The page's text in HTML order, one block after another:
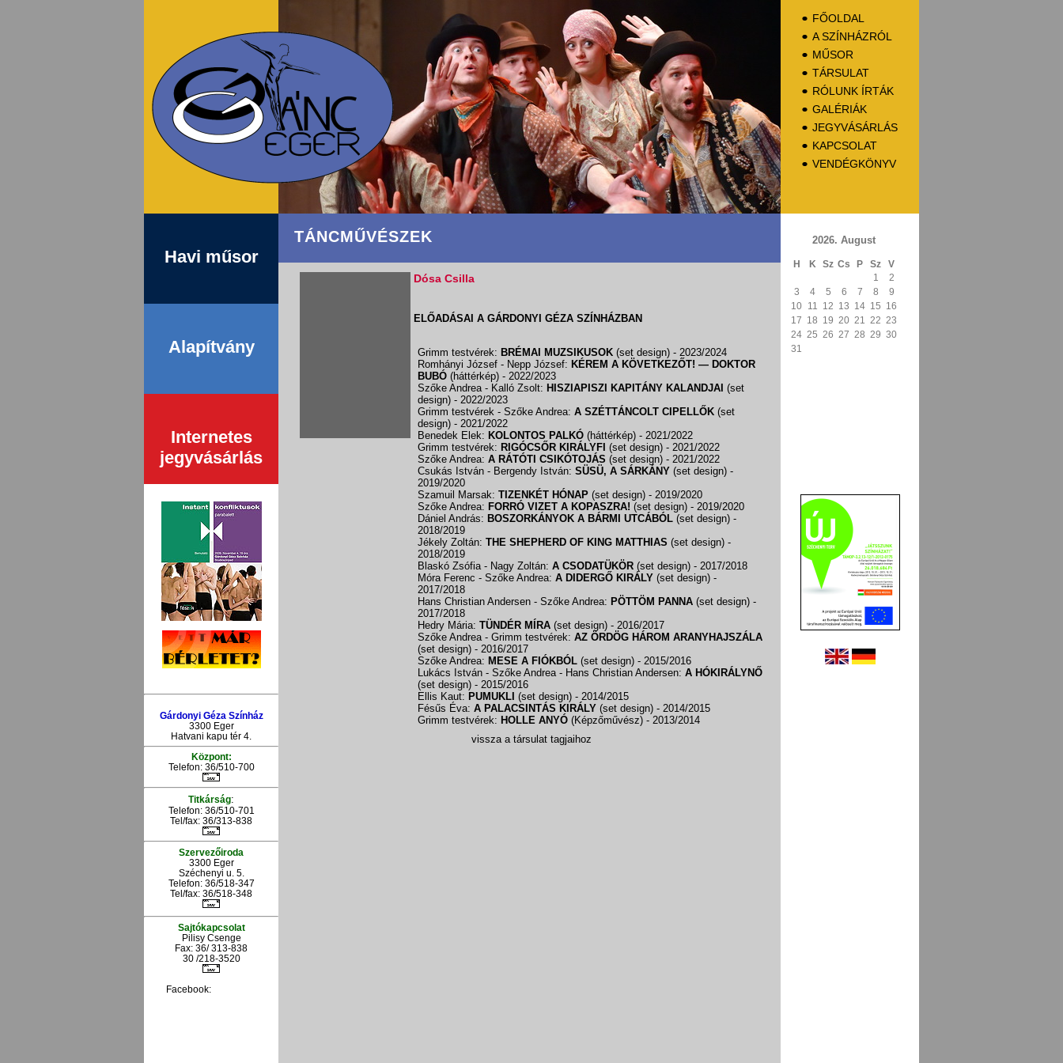
FŐOLDAL
A SZÍNHÁZRÓL
MŰSOR
TÁRSULAT
RÓLUNK ÍRTÁK
GALÉRIÁK
JEGYVÁSÁRLÁS
KAPCSOLAT
VENDÉGKÖNYV
Havi műsor
Alapítvány
Internetes
jegyvásárlás
Gárdonyi Géza Színház
3300 Eger
Hatvani kapu tér 4.
Központ:
Telefon: 36/510-700
Titkárság:
Telefon: 36/510-701
Tel/fax: 36/313-838
Szervezőiroda
3300 Eger
Széchenyi u. 5.
Telefon: 36/518-347
Tel/fax: 36/518-348
Sajtókapcsolat
Pilisy Csenge
Fax: 36/ 313-838
30 /218-3520
Facebook:
TÁNCMŰVÉSZEK
Dósa Csilla
ELŐADÁSAI A GÁRDONYI GÉZA SZÍNHÁZBAN
Grimm testvérek: BRÉMAI MUZSIKUSOK (set design) - 2023/2024
Romhányi József - Nepp József: KÉREM A KÖVETKEZŐT! — DOKTOR
BUBÓ (háttérkép) - 2022/2023
Szőke Andrea - Kalló Zsolt: HISZIAPISZI KAPITÁNY KALANDJAI (set
design) - 2022/2023
Grimm testvérek - Szőke Andrea: A SZÉTTÁNCOLT CIPELLŐK (set
design) - 2021/2022
Benedek Elek: KOLONTOS PALKÓ (háttérkép) - 2021/2022
Grimm testvérek: RIGÓCSŐR KIRÁLYFI (set design) - 2021/2022
Szőke Andrea: A RÁTÓTI CSIKÓTOJÁS (set design) - 2021/2022
Csukás István - Bergendy István: SÜSÜ, A SÁRKÁNY (set design) -
2019/2020
Szamuil Marsak: TIZENKÉT HÓNAP (set design) - 2019/2020
Szőke Andrea: FORRÓ VIZET A KOPASZRA! (set design) - 2019/2020
Dániel András: BOSZORKÁNYOK A BÁRMI UTCÁBÓL (set design) -
2018/2019
Jékely Zoltán: THE SHEPHERD OF KING MATTHIAS (set design) -
2018/2019
Blaskó Zsófia - Nagy Zoltán: A CSODATÜKÖR (set design) - 2017/2018
Móra Ferenc - Szőke Andrea: A DIDERGŐ KIRÁLY (set design) -
2017/2018
Hans Christian Andersen - Szőke Andrea: PÖTTÖM PANNA (set design) -
2017/2018
Hedry Mária: TÜNDÉR MÍRA (set design) - 2016/2017
Szőke Andrea - Grimm testvérek: AZ ÖRDÖG HÁROM ARANYHAJSZÁLA
(set design) - 2016/2017
Szőke Andrea: MESE A FIÓKBÓL (set design) - 2015/2016
Lukács István - Szőke Andrea - Hans Christian Andersen: A HÓKIRÁLYNŐ
(set design) - 2015/2016
Ellis Kaut: PUMUKLI (set design) - 2014/2015
Fésűs Éva: A PALACSINTÁS KIRÁLY (set design) - 2014/2015
Grimm testvérek: HOLLE ANYÓ (Képzőművész) - 2013/2014
vissza a társulat tagjaihoz
2026. August
H K Sz Cs P Sz
V
1
2
3
4 5 6 7 8
9
10 11 12 13 14 15 16
17 18 19 20 21 22 23
24 25 26 27 28 29 30
31